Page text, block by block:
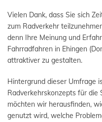
Vielen Dank, dass Sie sich
zum Radverkehr
denn Ihre Meinung und
Fahrradfahren in Ehingen
attraktiver zu gestalten.
Hintergrund dieser Umfrage
Radverkehrskonzepts für die
möchten wir herausfinden,
genutzt wird, welche